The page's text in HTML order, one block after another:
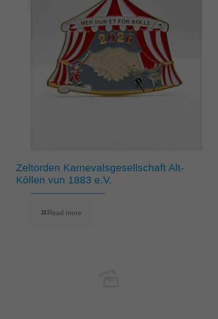
Zeltorden Karnevalsgesellschaft Alt-
Köllen vun 1883 e.V.
Read more